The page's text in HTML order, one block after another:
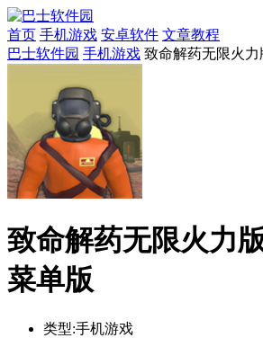
首页 手机游戏 安卓软件 文章教程
巴士软件园 手机游戏 致命解药无限火力
致命解药无限火力
菜单版
类型:手机游戏